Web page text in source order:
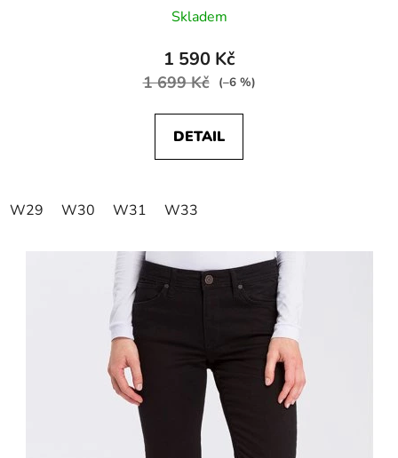
Skladem
1 590 Kč
1 699 Kč (–6 %)
DETAIL
W29 W30 W31 W33